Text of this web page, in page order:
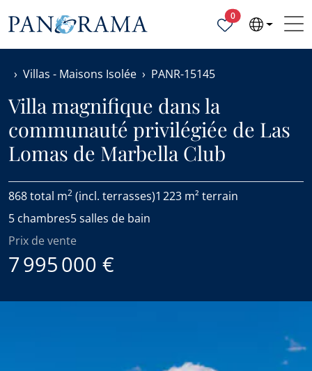
0Propriétés
Villas - Maisons Isolée PANR-15145
Villa magnifique dans la
communauté privilégiée de Las
Lomas de Marbella Club
868 total m2 (incl. terrasses)1 223 m² terrain
5 chambres5 salles de bain
Prix de vente
7 995 000 €